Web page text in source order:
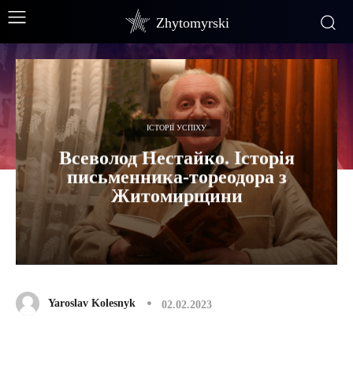
Zhytomyrski
ІСТОРІЇ УСПІХУ
Всеволод Нестайко. Історія
письменника-тореодора з
Житомирщини
Yaroslav Kolesnyk 02.02.2023